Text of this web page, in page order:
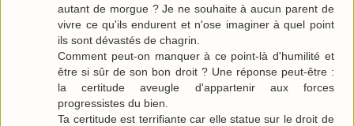
autant de morgue ? Je ne souhaite à aucun parent de
vivre ce qu'ils endurent et n'ose imaginer à quel point
ils sont dévastés de chagrin.
Comment peut-on manquer à ce point-là d'humilité et
être si sûr de son bon droit ? Une réponse peut-être :
la certitude aveugle d'appartenir aux forces
progressistes du bien.
Ta certitude est terrifiante car elle statue sur le droit de